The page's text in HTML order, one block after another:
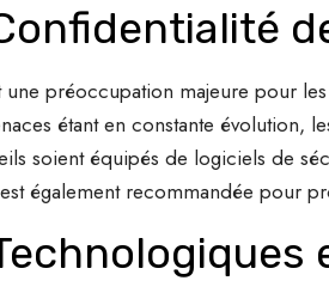
une préoccupation majeure pour
étant en constante évolution,
soient équipés de logiciels de
également recommandée pour